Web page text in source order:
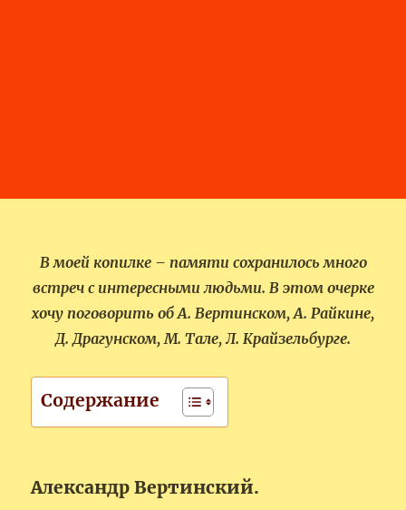
В моей копилке – памяти сохранилось много
встреч с интересными людьми. В этом очерке
хочу поговорить об А. Вертинском, А. Райкине,
Д. Драгунском, М. Тале, Л. Крайзельбурге.
Содержание
Александр Вертинский.